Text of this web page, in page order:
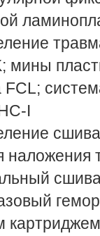
мины
FCL;
I
наложения
картриджем